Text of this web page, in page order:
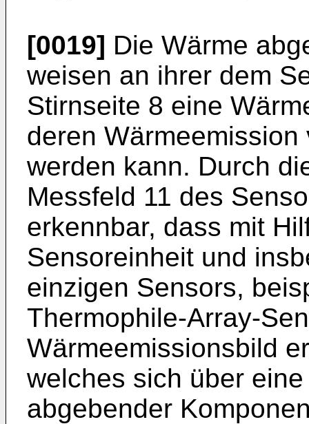
[0019] Die Wärme
weisen an ihrer dem
Stirnseite 8 eine
deren
werden kann. Durch
Messfeld 11 des
erkennbar, dass mit
Sensoreinheit und
einzigen Sensors,
Thermophile-Array-
Wärmeemissionsbild
welches sich über
abgebender